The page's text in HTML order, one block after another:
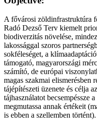
A fővárosi zöldinfrastruktúra
Radó Dezső Terv kiemelt
biodiverzitás növelése,
lakossággal szoros
sokféleséget, a
támogató, magyarországi
számító, de európai
magas szakmai elismerésben
tájépítészeti üzenete és célja
tájhasználatot becsempéssze
megmutassa annak értékeit
is ebben a szellemben történt).